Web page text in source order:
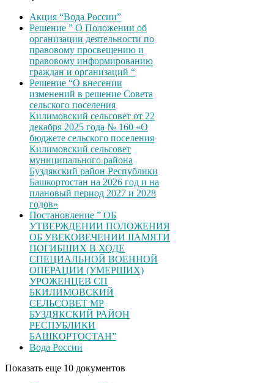
Акция “Вода России”
Решение ” О Положении об
организации деятельности по
правовому просвещению и
правовому информированию
граждан и организаций “
Решение “О внесении
изменений в решение Совета
сельского поселения
Килимовский сельсовет от 22
декабря 2025 года № 160 «О
бюджете сельского поселения
Килимовский сельсовет
муниципального района
Буздякский район Республики
Башкортостан на 2026 год и на
плановый период 2027 и 2028
годов»
Постановление ” ОБ
УТВЕРЖДЕНИИ ПОЛОЖЕНИЯ
ОБ УВЕКОВЕЧЕНИИ ІІАМЯТИ
ПОГИБШИХ В ХОДЕ
СПЕЦИАЛЬНОЙ ВОЕННОЙ
ОПЕРАЦИИ (УМЕРШИХ)
УРОЖЕНЦЕВ CП
БКИЛИМОВСКИЙ
СЕЛЬСОВЕТ МР
БУЗДЯКСКИЙ РАЙОН
РЕСПУБЛИКИ
БАШКОРТОСТАН”
Вода России
Показать еще 10 документов